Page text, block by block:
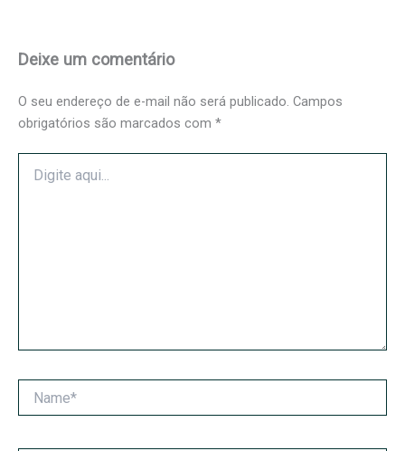
Deixe um comentário
O seu endereço de e-mail não será publicado. Campos
obrigatórios são marcados com *
aqui...